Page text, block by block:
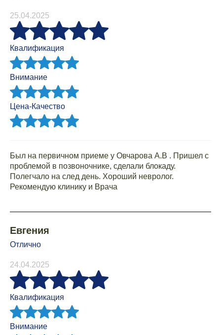
25.04.2025
Квалификация
Внимание
Цена-Качество
Был на первичном приеме у Овчарова А.В . Пришел с
проблемой в позвоночнике, сделали блокаду.
Полегчало на след день. Хороший невролог.
Рекомендую клинику и Врача
Евгения
Отлично
24.04.2025
Квалификация
Внимание